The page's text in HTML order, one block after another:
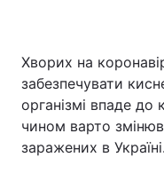
Головна
Україна
Хворих на
забезпечувати
організмі впаде до
чином варто
заражених в Україні.